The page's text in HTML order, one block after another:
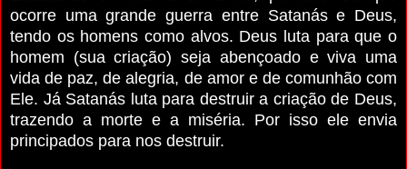
ocorre uma grande guerra entre Satanás e Deus,
tendo os homens como alvos. Deus luta para que o
homem (sua criação) seja abençoado e viva uma
vida de paz, de alegria, de amor e de comunhão com
Ele. Já Satanás luta para destruir a criação de Deus,
trazendo a morte e a miséria. Por isso ele envia
principados para nos destruir.